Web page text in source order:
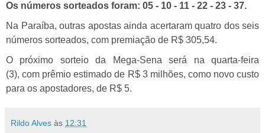
Os números sorteados foram: 05 - 10 - 11 - 22 - 23 - 37.
Na Paraíba, outras apostas ainda acertaram quatro dos seis
números sorteados, com premiação de R$ 305,54.
O próximo sorteio da Mega-Sena será na quarta-feira
(3), com prêmio estimado de R$ 3 milhões, como novo custo
para os apostadores, de R$ 5.
Rildo Alves às 12:31